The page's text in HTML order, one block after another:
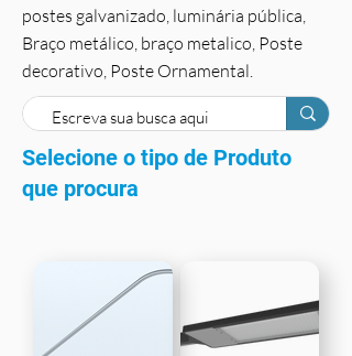
postes galvanizado, luminária pública,
Braço metálico, braço metalico, Poste
decorativo, Poste Ornamental.
Selecione o tipo de Produto
que procura